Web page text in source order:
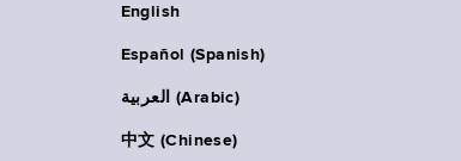
English
Español (Spanish)
العربية (Arabic)
中文 (Chinese)